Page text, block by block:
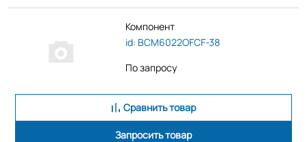
Компонент
id: BCM6022OFCF-38
По запросу
Сравнить товар
Запросить товар